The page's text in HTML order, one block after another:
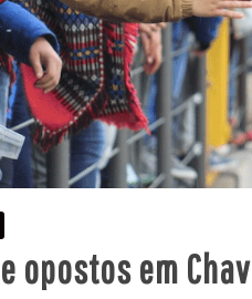
opostos em